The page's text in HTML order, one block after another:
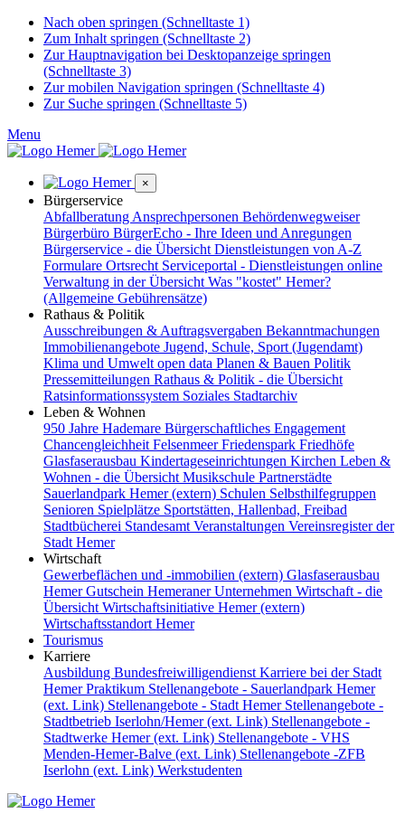
Nach oben springen (Schnelltaste 1)
Zum Inhalt springen (Schnelltaste 2)
Zur Hauptnavigation bei Desktopanzeige springen
(Schnelltaste 3)
Zur mobilen Navigation springen (Schnelltaste 4)
Zur Suche springen (Schnelltaste 5)
Menu
×
Bürgerservice
Abfallberatung Ansprechpersonen Behördenwegweiser
Bürgerbüro BürgerEcho - Ihre Ideen und Anregungen
Bürgerservice - die Übersicht Dienstleistungen von A-Z
Formulare Ortsrecht Serviceportal - Dienstleistungen online
Verwaltung in der Übersicht Was "kostet" Hemer?
(Allgemeine Gebührensätze)
Rathaus & Politik
Ausschreibungen & Auftragsvergaben Bekanntmachungen
Immobilienangebote Jugend, Schule, Sport (Jugendamt)
Klima und Umwelt open data Planen & Bauen Politik
Pressemitteilungen Rathaus & Politik - die Übersicht
Ratsinformationssystem Soziales Stadtarchiv
Leben & Wohnen
950 Jahre Hademare Bürgerschaftliches Engagement
Chancengleichheit FelsenmeerFriedenspark Friedhöfe
Glasfaserausbau Kindertageseinrichtungen Kirchen Leben &
Wohnen - die Übersicht Musikschule Partnerstädte
Sauerlandpark Hemer (extern) Schulen Selbsthilfegruppen
Senioren Spielplätze Sportstätten, Hallenbad, Freibad
Stadtbücherei Standesamt Veranstaltungen Vereinsregister der
Stadt Hemer
Wirtschaft
Gewerbeflächen und -immobilien (extern) Glasfaserausbau
Hemer Gutschein Hemeraner Unternehmen Wirtschaft - die
Übersicht Wirtschaftsinitiative Hemer (extern)
Wirtschaftsstandort Hemer
Tourismus
Karriere
Ausbildung Bundesfreiwilligendienst Karriere bei der Stadt
HemerPraktikum Stellenangebote - Sauerlandpark Hemer
(ext. Link) Stellenangebote - Stadt Hemer Stellenangebote -
Stadtbetrieb Iserlohn/Hemer (ext. Link) Stellenangebote -
Stadtwerke Hemer (ext. Link) Stellenangebote - VHS
Menden-Hemer-Balve (ext. Link) Stellenangebote -ZFB
Iserlohn (ext. Link) Werkstudenten